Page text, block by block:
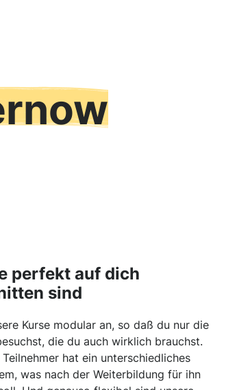
perfekt auf dich
sind
Kurse modular an, so daß du nur die
die du auch wirklich brauchst.
hat ein unterschiedliches
was nach der Weiterbildung für ihn